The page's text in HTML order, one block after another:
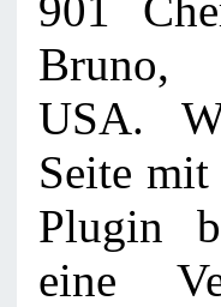
USA.
Seite
Plugin
eine